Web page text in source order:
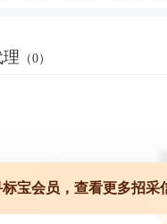
理 （0）
宝会员，查看更多招采